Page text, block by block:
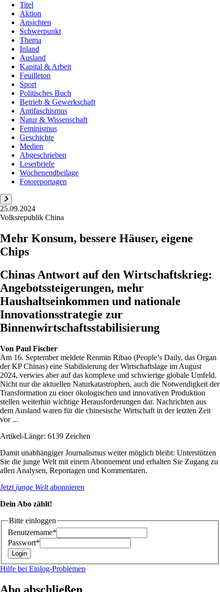
Titel
Aktion
Ansichten
Schwerpunkt
Thema
Inland
Ausland
Kapital & Arbeit
Feuilleton
Sport
Politisches Buch
Betrieb & Gewerkschaft
Antifaschismus
Natur & Wissenschaft
Feminismus
Geschichte
Medien
Abgeschrieben
Leserbriefe
Wochenendbeilage
Fotoreportagen
25.09.2024
Volksrepublik China
Mehr Konsum, bessere Häuser, eigene
Chips
Chinas Antwort auf den Wirtschaftskrieg:
Angebotssteigerungen, mehr
Haushaltseinkommen und nationale
Innovationsstrategie zur
Binnenwirtschaftsstabilisierung
Von Paul Fischer
Am 16. September meldete Renmin Ribao (People’s Daily, das Organ
der KP Chinas) eine Stabilisierung der Wirtschaftslage im August
2024, verwies aber auf das komplexe und schwierige globale Umfeld.
Nicht nur die aktuellen Naturkatastrophen, auch die Notwendigkeit der
Transformation zu einer ökologischen und innovativen Produktion
stellen weiterhin wichtige Herausforderungen dar. Nachrichten aus
dem Ausland waren für die chinesische Wirtschaft in der letzten Zeit
vor ...
Artikel-Länge: 6139 Zeichen
Damit unabhängiger Journalismus weiter möglich bleibt: Unterstützen
Sie die junge Welt mit einem Abonnement und erhalten Sie Zugang zu
allen Analysen, Reportagen und Kommentaren.
Jetzt junge Weltabonnieren
Dein Abo zählt!
Bitte einloggen
Benutzername*
Passwort*
Hilfe bei Einlog-Problemen